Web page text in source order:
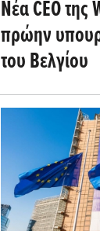
Νέα CEO
πρώην
του Βελγίου